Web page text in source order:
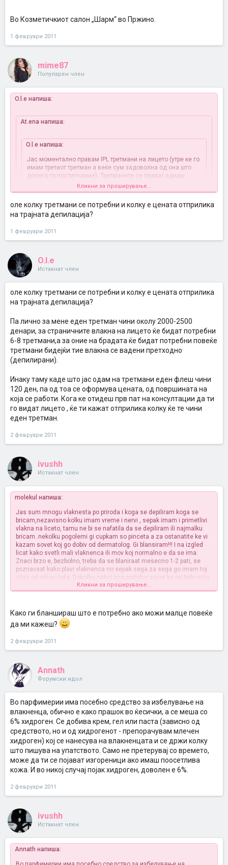
еднаш кога прашував во еден салон ми рекоа мора да бидат
Во Козметичкиот салон „Шарм“ во Пржино.
1 февруари 2011
mime87
Популарен член
O.l.e напиша:
At.ena напиша:
O.l.e напиша:
Јас моментално правам IPL третмани на лицето (утре ке го
имам третиот третман а веќе сум задоволна од она што
досега го постигнавме). Третманите се прават еднаш
Влаканата нема потреба да се бричат, јас до сега никогаш
не сум ги избричила ниту побарале од мене да го
направам тоа.
бидат избричени влакната.
Кликни за проширување...
Во Козметичкиот салон „Шарм“ во Пржино.
Кликни за проширување...
оле колку третмани се потребни и колку е цената отприлика
на трајната депилација?
1 февруари 2011
O.l.e
Истакнат член
оле колку третмани се потребни и колку е цената отприлика
на трајната депилација?
Па лично за мене еден третман чини околу 2000-2500
денари, за страничните влакна на лицето ќе бидат потребни
6-8 третмани,а за оние на брадата ќе бидат потребни повеќе
третмани бидејќи тие влакна се вадени претходно
(депилирани).
Инаку таму каде што јас одам на третмани еден флеш чини
120 ден, па од тоа се оформува цената, од површината на
која се работи. Кога ке отидеш прв пат на консултации да ти
го видат лицето , ќе ти кажат отприлика колку ќе те чини
еден третман.
2 февруари 2011
ivushh
Истакнат член
molekul напиша:
Jas sum mnogu vlaknesta po priroda i koga se depiliram koga se
bricam,nezavisno kolku imam vreme i nervi , sepak imam i primetlivi
vlakna na liceto, tamu ne bi se nafatila da se depiliram ili najmalku
bricam..nekolku pogolemi gi cupkam so pinceta a za ostanatite ke vi
kazam sovet koj go dobiv od dermatolog. Gi blansiram!!! I na izgled
licat kako svetli mali vlaknenca ili mov koj normalno e da se ima.
Znaci brzo e, bezbolno, treba da se blaniraat mesecno 1-2 pati, se
poznavaat kako plavi vlaknenca no sepak sega za sega go imam toj
izlez od situacijata. Dokolku nekoj ima podobar sovet ke mi bide milo
Кликни за проширување...
Како ги бланшираш што е потребно ако можи малце повеќе
да ми кажеш?
2 февруари 2011
Annath
Форумски идол
Во парфимерии има посебно средство за избелување на
влакненца, обично е како прашок во ќесички, а се меша со
6% хидроген. Се добива крем, гел или паста (зависно од
средството, но и од хидрогенот - препорачувам млечен
хидроген) кој се нанесува на влакненцата и се држи колку
што пишува на упатството. Само не претерувај со времето,
може да ти се појават изгореници ако имаш поосетлива
кожа. И во никој случај појак хидроген, доволен е 6%.
2 февруари 2011
ivushh
Истакнат член
Annath напиша: